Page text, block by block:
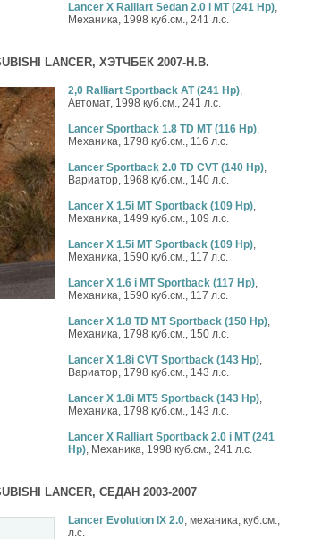
Lancer X Ralliart Sedan 2.0 i MT (241 Hp),
Механика, 1998 куб.см., 241 л.с.
LANCER, ХЭТЧБЕК 2007-Н.В.
2,0 Ralliart Sportback AT (241 Hp),
Автомат, 1998 куб.см., 241 л.с.
Lancer Sportback 1.8 TD MT (116 Hp),
Механика, 1798 куб.см., 116 л.с.
Lancer Sportback 2.0 TD CVT (140 Hp),
Вариатор, 1968 куб.см., 140 л.с.
Lancer X 1.5i MT Sportback (109 Hp),
Механика, 1499 куб.см., 109 л.с.
Lancer X 1.5i MT Sportback (109 Hp),
Механика, 1590 куб.см., 117 л.с.
Lancer X 1.6 i MT Sportback (117 Hp),
Механика, 1590 куб.см., 117 л.с.
Lancer X 1.8 TD MT Sportback (150 Hp),
Механика, 1798 куб.см., 150 л.с.
Lancer X 1.8i CVT Sportback (143 Hp),
Вариатор, 1798 куб.см., 143 л.с.
Lancer X 1.8i MT5 Sportback (143 Hp),
Механика, 1798 куб.см., 143 л.с.
Lancer X Ralliart Sportback 2.0 i MT (241
Hp), Механика, 1998 куб.см., 241 л.с.
LANCER, СЕДАН 2003-2007
Lancer Evolution IX 2.0, механика, куб.см.,
л.с.